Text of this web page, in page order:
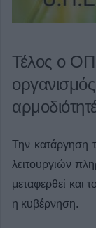
Τέλος ο
Την
λειτουργιών
μεταφερθεί
η κυβέρνηση.